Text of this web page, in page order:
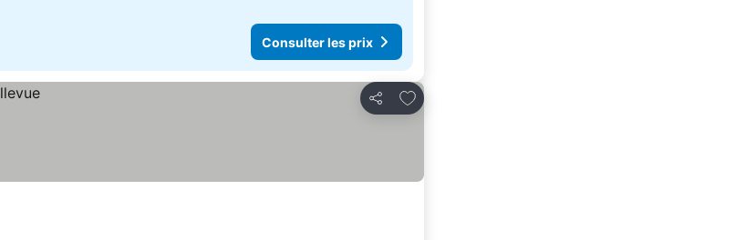
Consulter les prix
Partager
Ajouter à mes favoris